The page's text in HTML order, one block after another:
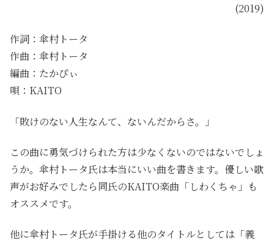
(2019)
作詞：傘村トータ
作曲：傘村トータ
編曲：たかぴぃ
唄：KAITO
「敗けのない人生なんて、ないんだからさ。」
この曲に勇気づけられた方は少なくないのではないでしょ
うか。傘村トータ氏は本当にいい曲を書きます。優しい歌
声がお好みでしたら同氏のKAITO楽曲「しわくちゃ」も
オススメです。
他に傘村トータ氏が手掛ける他のタイトルとしては「義